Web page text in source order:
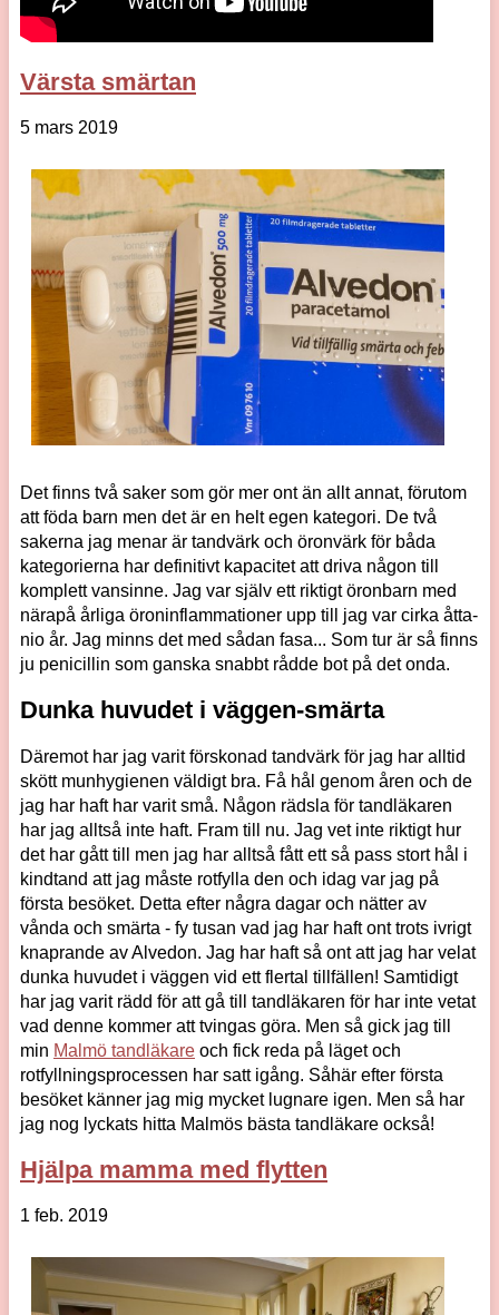
Värsta smärtan
5 mars 2019
Det finns två saker som gör mer ont än allt annat, förutom
att föda barn men det är en helt egen kategori. De två
sakerna jag menar är tandvärk och öronvärk för båda
kategorierna har definitivt kapacitet att driva någon till
komplett vansinne. Jag var själv ett riktigt öronbarn med
närapå årliga öroninflammationer upp till jag var cirka åtta-
nio år. Jag minns det med sådan fasa... Som tur är så finns
ju penicillin som ganska snabbt rådde bot på det onda.
Dunka huvudet i väggen-smärta
Däremot har jag varit förskonad tandvärk för jag har alltid
skött munhygienen väldigt bra. Få hål genom åren och de
jag har haft har varit små. Någon rädsla för tandläkaren
har jag alltså inte haft. Fram till nu. Jag vet inte riktigt hur
det har gått till men jag har alltså fått ett så pass stort hål i
kindtand att jag måste rotfylla den och idag var jag på
första besöket. Detta efter några dagar och nätter av
vånda och smärta - fy tusan vad jag har haft ont trots ivrigt
knaprande av Alvedon. Jag har haft så ont att jag har velat
dunka huvudet i väggen vid ett flertal tillfällen! Samtidigt
har jag varit rädd för att gå till tandläkaren för har inte vetat
vad denne kommer att tvingas göra. Men så gick jag till
min Malmö tandläkare och fick reda på läget och
rotfyllningsprocessen har satt igång. Såhär efter första
besöket känner jag mig mycket lugnare igen. Men så har
jag nog lyckats hitta Malmös bästa tandläkare också!
Hjälpa mamma med flytten
1 feb. 2019